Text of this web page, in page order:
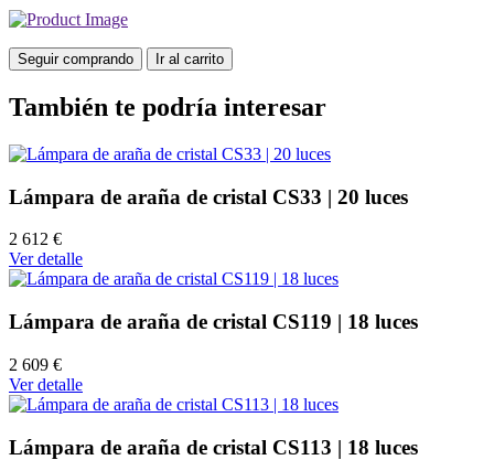
Seguir comprando Ir al carrito
También te podría interesar
Lámpara de araña de cristal CS33 | 20 luces
2 612 €
Ver detalle
Lámpara de araña de cristal CS119 | 18 luces
2 609 €
Ver detalle
Lámpara de araña de cristal CS113 | 18 luces